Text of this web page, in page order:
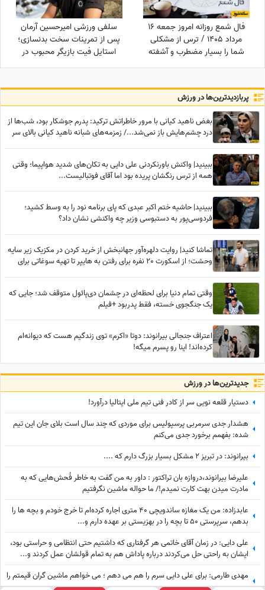
فال شمع روزانه امروز جمعه 16
مرداد 1405 / ترس از مشکلی
شما را بسیار مضطرب و آشفته
می‌کند، اما شما
سلفی ورزشی امیرحسین آرمان
پس از تمرینات سخت بدنسازی؛
استایل فیت بازیگر محبوب در
باشگاه
پربازدید‌ترین‌ها در ورزش
بغض ناهید کیانی با مرور خاطراتش ترکید: پدرم جوشکار بود، شب‌ها از
درد چشم‌هایش باز نمی‌شد.../ زمزمه‌های شبانه ناهید کیانی بالای سر
ببینید| واکنش باورنکردنی علی دایی به تکان‌های شدید هواپیما؛ وقتی
همه از ترس رنگشان پریده بود اما آقای فوتبالیست...
ببینید| حاشیه ختم اکبر عبدی که پای برنامه نود را به وسط کشید؛
فردوسی‌پور به دستبوسی وزیر چه واکنشی نشان داد؟
تماشا کنید| روایت دلهره‌آور جهانبخش از خرید کردن در مکزیک زیر سایه
وحشت؛ از اسکورت 20 نفره برای رفتن به هایپر تا تهیه سوغاتی برای
وقتی تمام دنیا برای لحظه‌ای در چشمان دی‌پائول متوقف شد؛ جایی که
یک جنگجوی خسته، فقط پدربود +فیلم
اعتراف جنجالی بیرانوند: دوتا «اکرم» توی زندگیم هست که دیوانه‌ام
کرده‌اند! اینا رو پسرم میگه!
جدید‌ترین‌ها در ورزش
دستیار قلعه نویی سر از کادر فنی تیم ملی ایتالیا درآورد!
هشدار جدی سرمربی پرسپولیس برای موردی که چند سال است بلای جان این تیم
شده: بفهمم برخورد جدی می‌کنم
بیرانوند: در تبریز 2 مشکل بسیار بزرگ دارم که ....
علیرضا بیرانوند،دروازه بان تراکتور : داور به من گفت به خاطر فُحش‌هایی که به
مادرت میدن بهت کارت نمیدم!/ ما حواله ماشین نگرفتیم
عابدزاده: من یک مغازه ساندویچی 40 متری اجاره کرده‌ام تا خرج خودم و بچه ها را
بدهم، سرپرستی 50 تا بچه را در بهزیستی بر عهده دارم و...
علی دایی: در زمان آقای خاتمی هر گرفتاری‌ که داشتیم حتی انتظامی و حراستی بود،
ایشان به راحتی حل می‌کردند درباره پاداش هم به تمام قولشان عمل کردند و...
مهدی طارمی: برای علی دایی سرم را هم می دهم ؛ می خواهم ماشین گران قیمتم را
....